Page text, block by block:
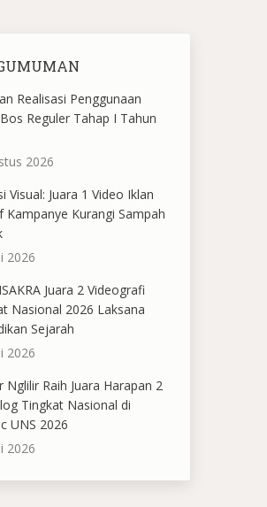
Realisasi Penggunaan
Reguler Tahap I Tahun
2026
Visual: Juara 1 Video Iklan
Kampanye Kurangi Sampah
2026
Juara 2 Videografi
Nasional 2026 Laksana
Sejarah
2026
Nglilir Raih Juara Harapan 2
Tingkat Nasional di
UNS 2026
2026